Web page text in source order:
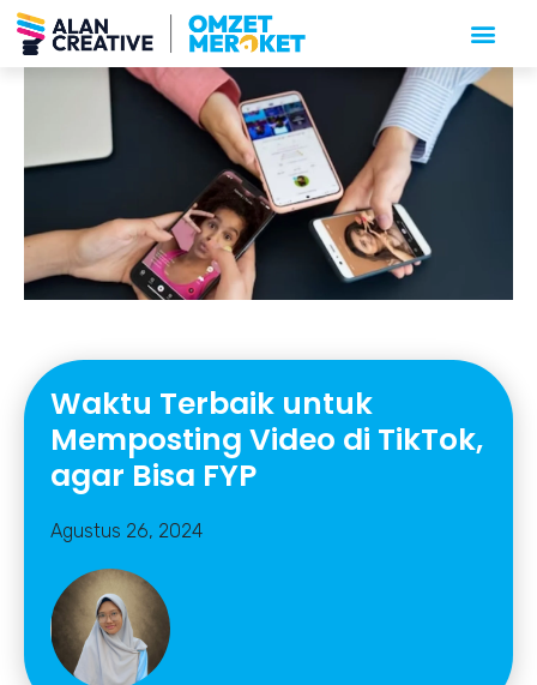
Waktu Terbaik untuk
Memposting Video di TikTok,
agar Bisa FYP
Agustus 26, 2024